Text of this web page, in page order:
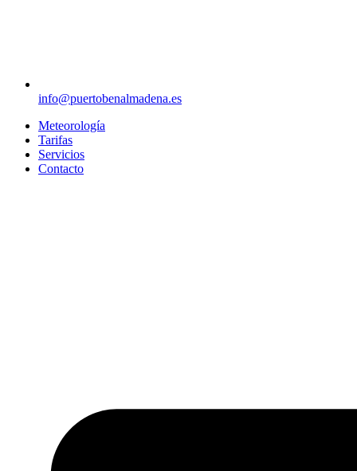
info@puertobenalmadena.es
Meteorología
Tarifas
Servicios
Contacto